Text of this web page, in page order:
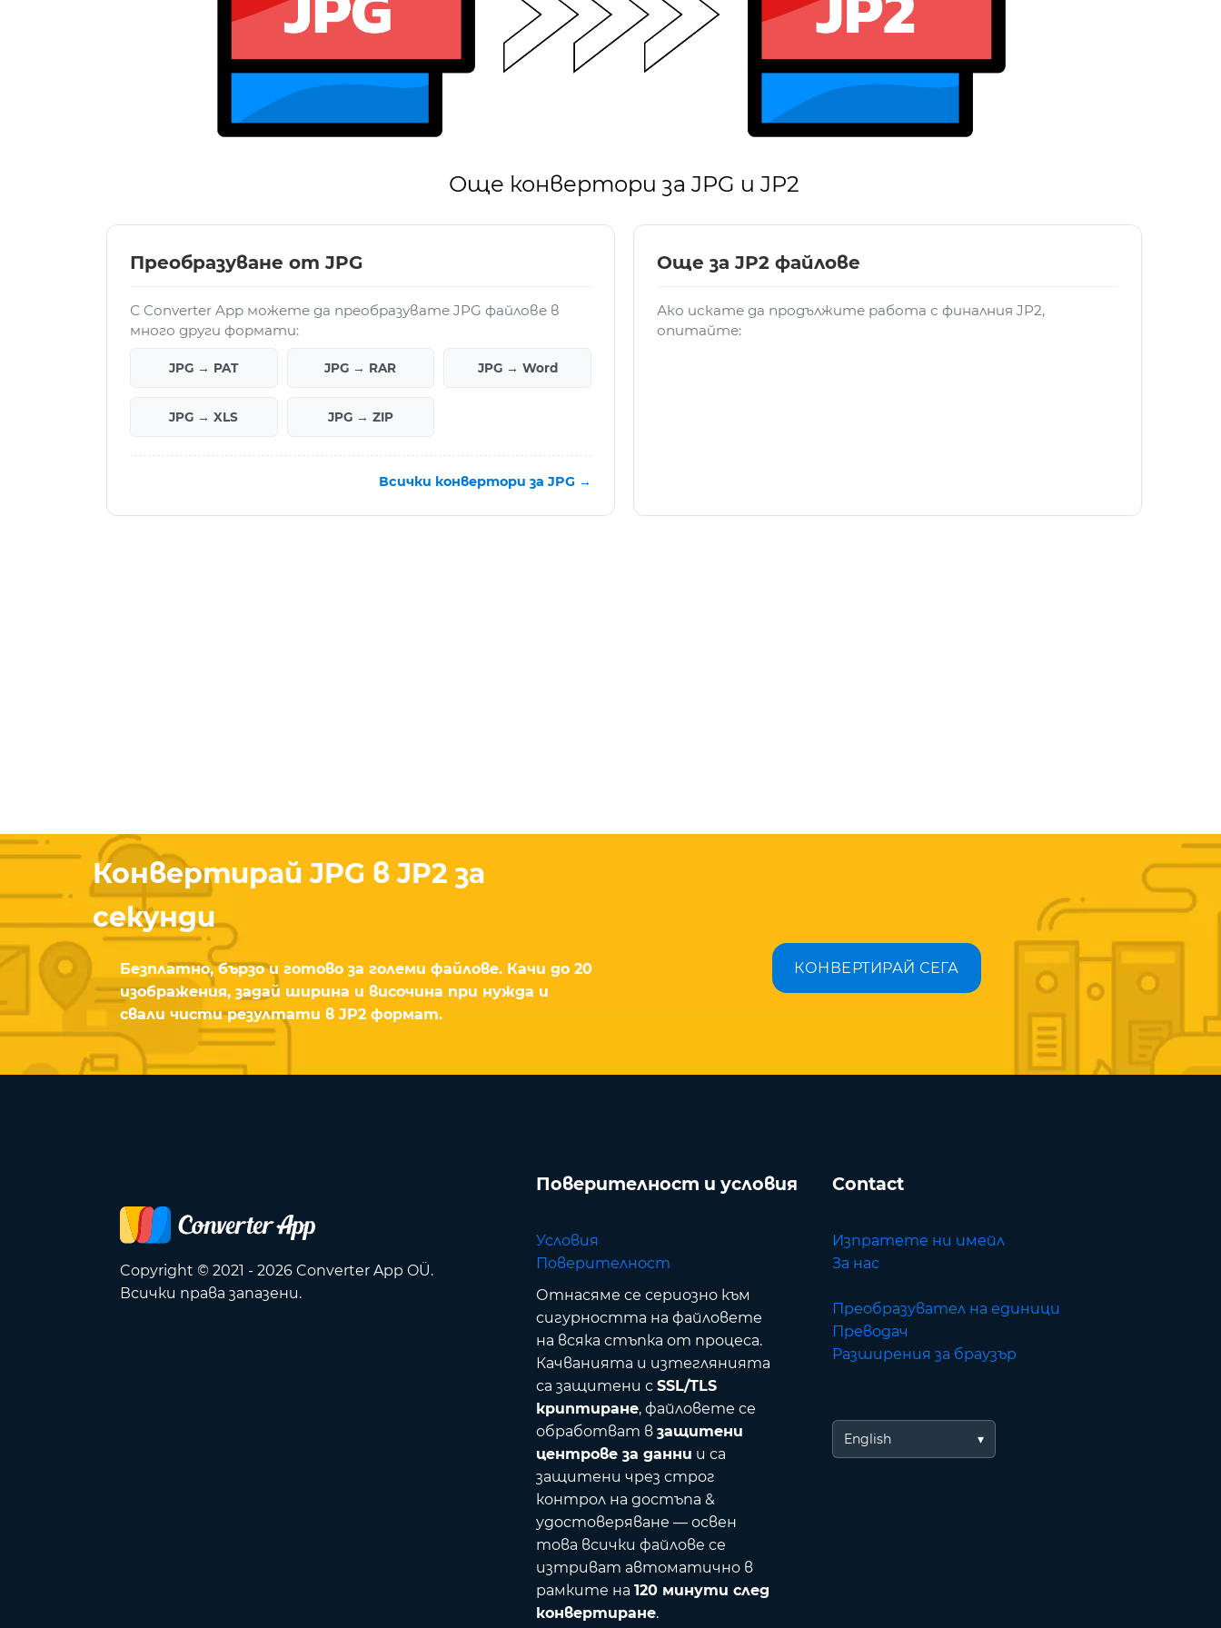
Още конвертори за JPG и JP2
Преобразуване от JPG
С Converter App можете да преобразувате JPG файлове в
много други формати:
JPG → PAT JPG → RAR JPG → Word
JPG → XLS JPG → ZIP
Всички конвертори за JPG →
Още за JP2 файлове
Ако искате да продължите работа с финалния JP2,
опитайте:
Конвертирай JPG в JP2 за
секунди
Безплатно, бързо и готово за големи файлове. Качи до 20
изображения, задай ширина и височина при нужда и
свали чисти резултати в JP2 формат.
КОНВЕРТИРАЙ СЕГА
Copyright © 2021 - 2026 Converter App OÜ.
Всички права запазени.
Поверителност и условия
Условия
Поверителност
Отнасяме се сериозно към
сигурността на файловете
на всяка стъпка от процеса.
Качванията и изтеглянията
са защитени с SSL/TLS
криптиране, файловете се
обработват в защитени
центрове за данни и са
защитени чрез строг
контрол на достъпа &
удостоверяване — освен
това всички файлове се
изтриват автоматично в
рамките на 120 минути след
конвертиране.
Contact
Изпратете ни имейл
За нас
Преобразувател на единици
Преводач
Разширения за браузър
English